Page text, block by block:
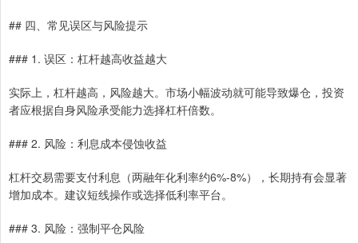
## 四、常见误区与风险提示
### 1. 误区：杠杆越高收益越大
实际上，杠杆越高，风险越大。市场小幅波动就可能导致爆仓，投资
者应根据自身风险承受能力选择杠杆倍数。
### 2. 风险：利息成本侵蚀收益
杠杆交易需要支付利息（两融年化利率约6%-8%），长期持有会显著
增加成本。建议短线操作或选择低利率平台。
### 3. 风险：强制平仓风险